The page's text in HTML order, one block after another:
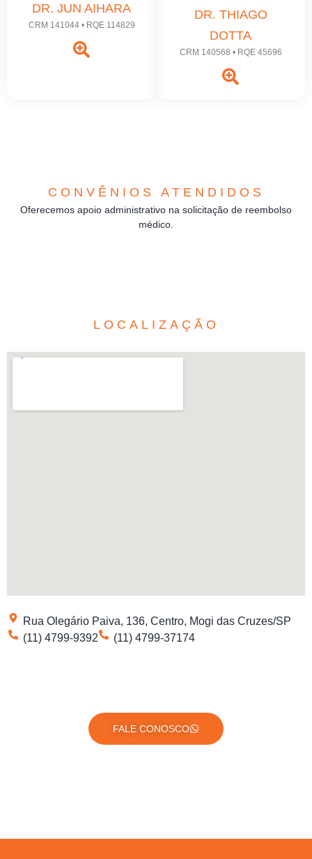
DR. JUN AIHARA
CRM 141044 • RQE 114829
DR. THIAGO
DOTTA
CRM 140568 • RQE 45696
CONVÊNIOS ATENDIDOS
Oferecemos apoio administrativo na solicitação de reembolso
médico.
LOCALIZAÇÃO
Rua Olegário Paiva, 136, Centro, Mogi das Cruzes/SP
(11) 4799-9392
(11) 4799-37174
FALE CONOSCO